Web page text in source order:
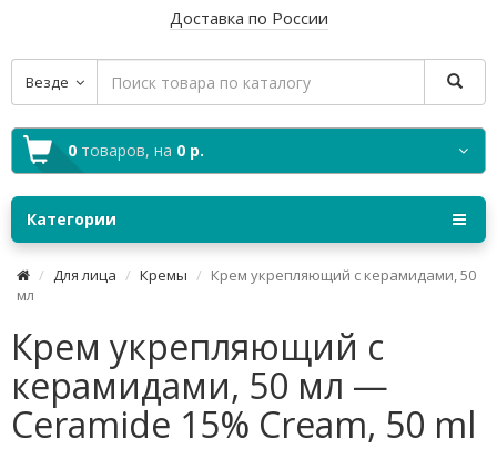
Доставка по России
Везде
0 товаров, на 0 р.
Категории
Для лица Кремы
Крем укрепляющий с керамидами, 50
мл
Крем укрепляющий с
керамидами, 50 мл —
Ceramide 15% Cream, 50 ml